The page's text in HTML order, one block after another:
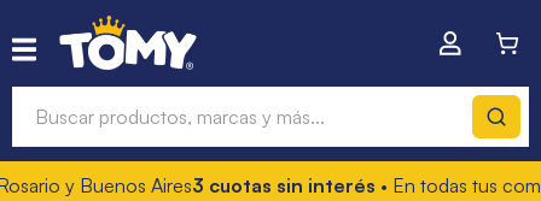
y Buenos Aires3 cuotas sin interés• En todas tus compras
Términos más buscados